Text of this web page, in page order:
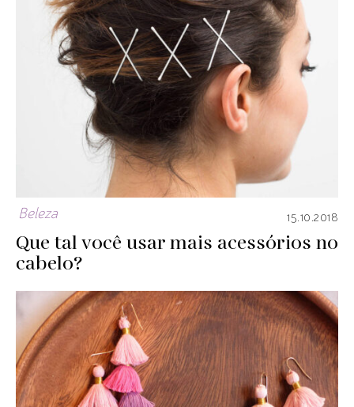
Beleza 15.10.2018
Que tal você usar mais acessórios no
cabelo?